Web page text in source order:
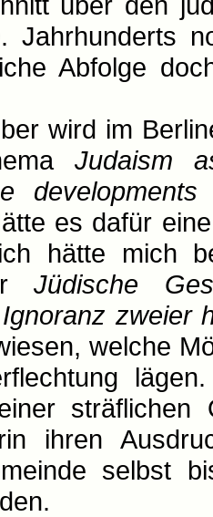
Jahrhunderts
Abfolge
wird im
Judaism
es dafür
hätte mich
Jüdische
zweier
welche
sträflichen
ihren
selbst